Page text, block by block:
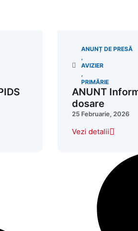
ANUNȚ DE PRESĂ
,
AVIZIER
,
PRIMĂRIE
ANUNT
dosare
25 Februarie, 2026
Vezi detalii